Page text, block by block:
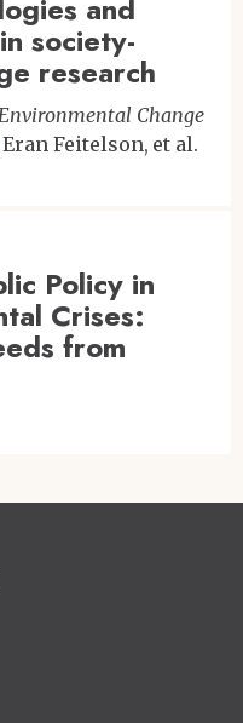
and
society-
research
Change
Eran Feitelson et al.
Policy in
Crises:
from